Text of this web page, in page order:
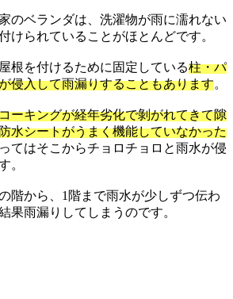
のベランダは、洗濯物が雨に濡れない
けられていることがほとんどです。
根を付けるために固定している柱・パ
侵入して雨漏りすることもあります。
ーキングが経年劣化で剝がれてきて隙
水シートがうまく機能していなかった
てはそこからチョロチョロと雨水が侵
。
階から、1階まで雨水が少しずつ伝わ
果雨漏りしてしまうのです。